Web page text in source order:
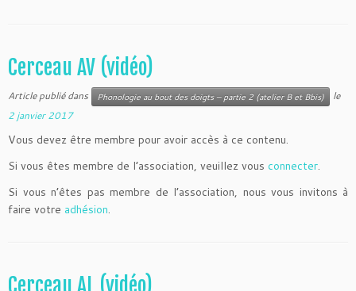
Cerceau AV (vidéo)
Article publié dans Phonologie au bout des doigts – partie 2 (atelier B et Bbis)
le
2 janvier 2017
Vous devez être membre pour avoir accès à ce contenu.
Si vous êtes membre de l’association, veuillez vous connecter.
Si vous n’êtes pas membre de l’association, nous vous invitons à
faire votre adhésion.
Cerceau AL (vidéo)